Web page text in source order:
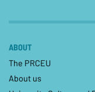
ABOUT
The PRCEU
About us